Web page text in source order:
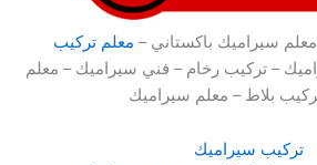
سيراميك باكستاني – معلم تركيب
– تركيب رخام – فني سيراميك – معلم
بلاط – معلم سيراميك
تركيب سيراميك